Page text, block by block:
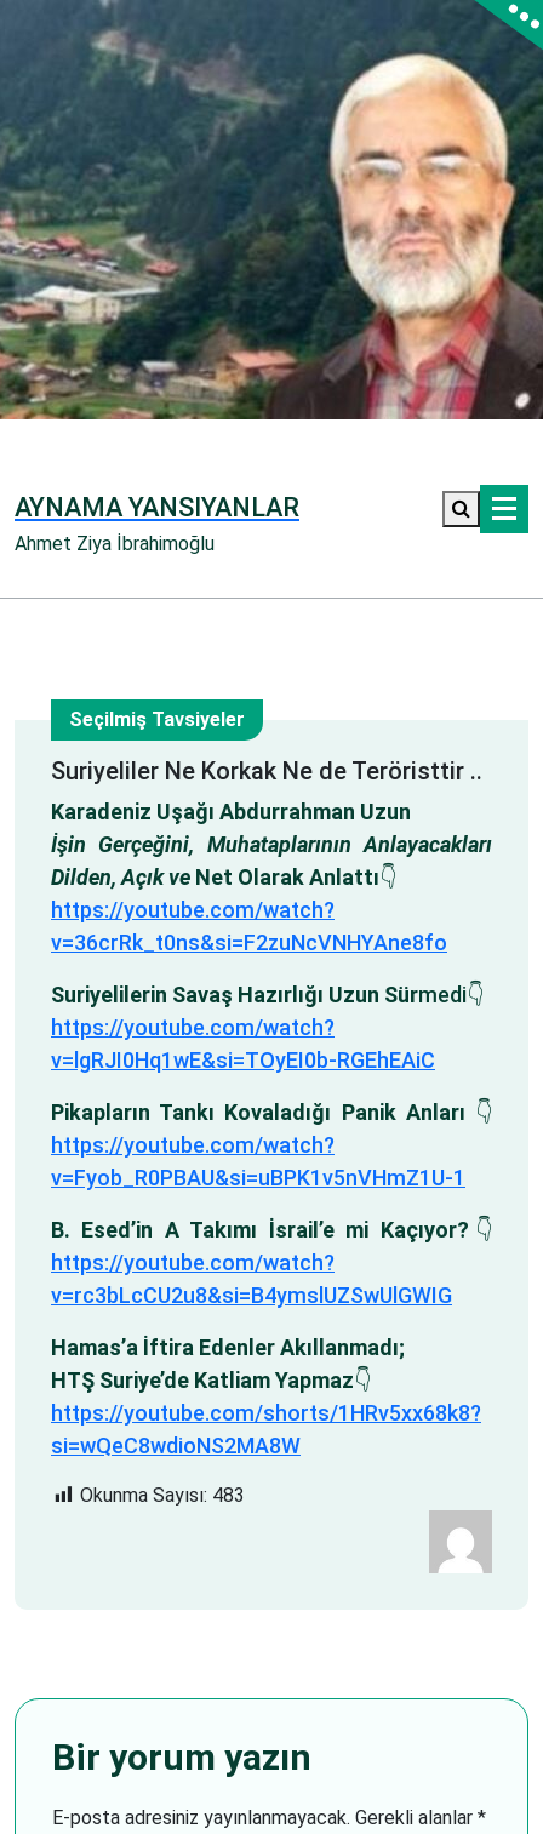
AYNAMA YANSIYANLAR
Ahmet Ziya İbrahimoğlu
5
Ara
Seçilmiş Tavsiyeler
Suriyeliler Ne Korkak Ne de Teröristtir ..
Karadeniz Uşağı Abdurrahman Uzun
İşin Gerçeğini, Muhataplarının Anlayacakları
Dilden, Açık ve Net Olarak Anlattı👇
https://youtube.com/watch?
v=36crRk_t0ns&si=F2zuNcVNHYAne8fo
Suriyelilerin Savaş Hazırlığı Uzun Sürmedi👇
https://youtube.com/watch?
v=lgRJI0Hq1wE&si=TOyEI0b-RGEhEAiC
Pikapların Tankı Kovaladığı Panik Anları 👇
https://youtube.com/watch?
v=Fyob_R0PBAU&si=uBPK1v5nVHmZ1U-1
B. Esed’in A Takımı İsrail’e mi Kaçıyor? 👇
https://youtube.com/watch?
v=rc3bLcCU2u8&si=B4ymslUZSwUlGWIG
Hamas’a İftira Edenler Akıllanmadı;
HTŞ Suriye’de Katliam Yapmaz👇
https://youtube.com/shorts/1HRv5xx68k8?
si=wQeC8wdioNS2MA8W
Okunma Sayısı: 483
Bir yorum yazın
E-posta adresiniz yayınlanmayacak. Gerekli alanlar *